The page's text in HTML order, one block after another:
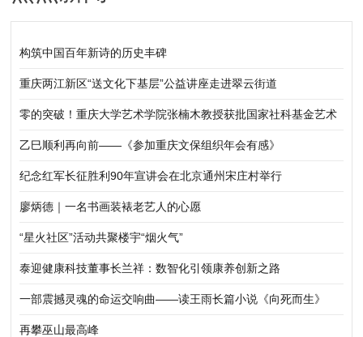
构筑中国百年新诗的历史丰碑
重庆两江新区“送文化下基层”公益讲座走进翠云街道
零的突破！重庆大学艺术学院张楠木教授获批国家社科基金艺术
学重大项目
乙巳顺利再向前——《参加重庆文保组织年会有感》
纪念红军长征胜利90年宣讲会在北京通州宋庄村举行
廖炳德｜一名书画装裱老艺人的心愿
“星火社区”活动共聚楼宇“烟火气”
泰迎健康科技董事长兰祥：数智化引领康养创新之路
一部震撼灵魂的命运交响曲——读王雨长篇小说《向死而生》
再攀巫山最高峰